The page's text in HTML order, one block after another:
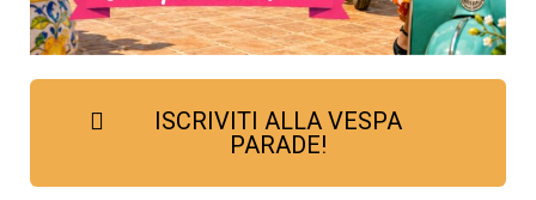
ISCRIVITI ALLA VESPA
PARADE!